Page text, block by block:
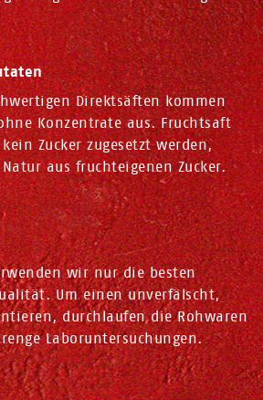
Direktsäften kommen
Konzentrate aus. Fruchtsaft
Zucker zugesetzt werden,
aus fruchteigenen Zucker.
wir nur die besten
Um einen unverfälscht,
durchlaufen die Rohwaren
Laboruntersuchungen.